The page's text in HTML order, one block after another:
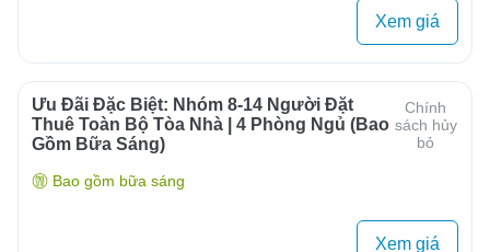
Xem giá
Ưu Đãi Đặc Biệt: Nhóm 8-14 Người Đặt
Thuê Toàn Bộ Tòa Nhà | 4 Phòng Ngủ (bao
Gồm Bữa Sáng)
Chính
sách hủy
bỏ
Bao gồm bữa sáng
Xem giá